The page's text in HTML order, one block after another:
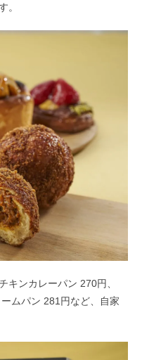
。
キンカレーパン 270円、
ムパン 281円など、自家